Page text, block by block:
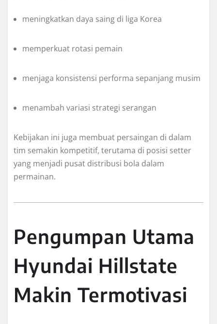
meningkatkan daya saing di liga Korea
memperkuat rotasi pemain
menjaga konsistensi performa sepanjang musim
menambah variasi strategi serangan
Kebijakan ini juga membuat persaingan di dalam
tim semakin kompetitif, terutama di posisi setter
yang menjadi pusat distribusi bola dalam
permainan.
Pengumpan Utama
Hyundai Hillstate
Makin Termotivasi